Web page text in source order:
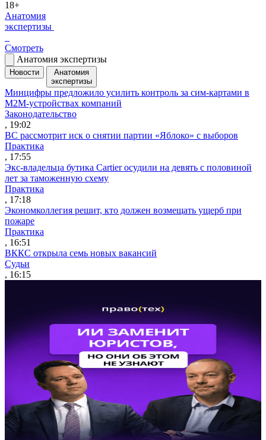
18+
Анатомия
экспертизы
Смотреть
Анатомия экспертизы
Новости
Анатомия
экспертизы
Минцифры предложило усилить контроль за сим-картами в
M2M-устройствах компаний
Законодательство
, 19:02
ВС рассмотрит иск о снятии партии «Яблоко» с выборов
Практика
, 17:55
Экс-владельца бутика Cartier осудили на девять с половиной
лет за таможенную схему
Практика
, 17:18
Экономколлегия решит, кто должен возмещать ущерб при
пожаре
Практика
, 16:51
ВККС открыла семь новых вакансий
Судьи
, 16:15